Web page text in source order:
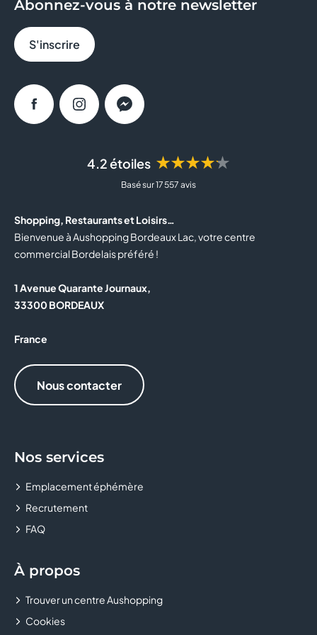
CALZEDONIA
CASA DE LAS CARCASAS
CLAIRE'S
D&LICE
DARJEELING LINGERIE
EMILIE AND THE COOL KIDS
4.2 étoiles ★★★★★
Basé sur 17 557 avis
Shopping, Restaurants et Loisirs…
Bienvenue à Aushopping Bordeaux Lac, votre centre
commercial Bordelais préféré !
1 Avenue Quarante Journaux,
33300 BORDEAUX
France
Nous contacter
Nos services
Emplacement éphémère
Recrutement
FAQ
À propos
Trouver un centre Aushopping
Cookies
Abonnez-vous à notre newsletter
S'inscrire
FacebookInstagramMessenger